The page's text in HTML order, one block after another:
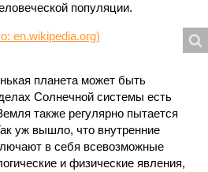
популяции.
планета может быть
Солнечной системы есть
также регулярно пытается
уж вышло, что внутренние
в себя всевозможные
и физические явления,